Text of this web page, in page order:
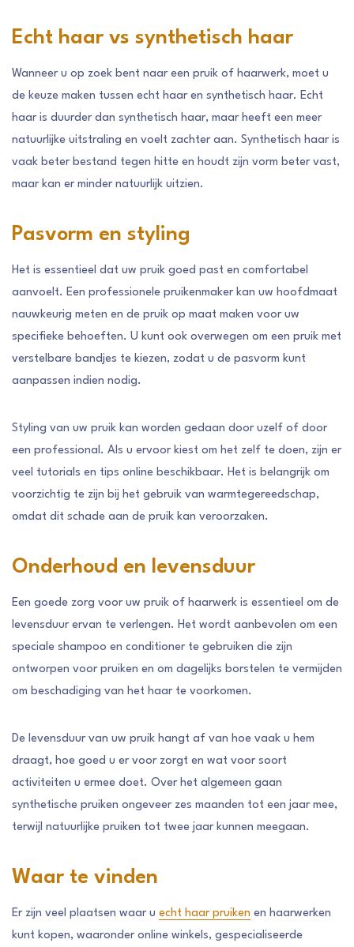
Echt haar vs synthetisch haar
Wanneer u op zoek bent naar een pruik of haarwerk, moet u
de keuze maken tussen echt haar en synthetisch haar. Echt
haar is duurder dan synthetisch haar, maar heeft een meer
natuurlijke uitstraling en voelt zachter aan. Synthetisch haar is
vaak beter bestand tegen hitte en houdt zijn vorm beter vast,
maar kan er minder natuurlijk uitzien.
Pasvorm en styling
Het is essentieel dat uw pruik goed past en comfortabel
aanvoelt. Een professionele pruikenmaker kan uw hoofdmaat
nauwkeurig meten en de pruik op maat maken voor uw
specifieke behoeften. U kunt ook overwegen om een ​​pruik met
verstelbare bandjes te kiezen, zodat u de pasvorm kunt
aanpassen indien nodig.
Styling van uw pruik kan worden gedaan door uzelf of door
een professional. Als u ervoor kiest om het zelf te doen, zijn er
veel tutorials en tips online beschikbaar. Het is belangrijk om
voorzichtig te zijn bij het gebruik van warmtegereedschap,
omdat dit schade aan de pruik kan veroorzaken.
Onderhoud en levensduur
Een goede zorg voor uw pruik of haarwerk is essentieel om de
levensduur ervan te verlengen. Het wordt aanbevolen om een ​​
speciale shampoo en conditioner te gebruiken die zijn
ontworpen voor pruiken en om dagelijks borstelen te vermijden
om beschadiging van het haar te voorkomen.
De levensduur van uw pruik hangt af van hoe vaak u hem
draagt, hoe goed u er voor zorgt en wat voor soort
activiteiten u ermee doet. Over het algemeen gaan
synthetische pruiken ongeveer zes maanden tot een jaar mee,
terwijl natuurlijke pruiken tot twee jaar kunnen meegaan.
Waar te vinden
Er zijn veel plaatsen waar u echt haar pruiken en haarwerken
kunt kopen, waaronder online winkels, gespecialiseerde